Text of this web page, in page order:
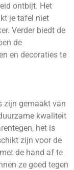
ontbijt. Het
je tafel niet
Verder biedt de
de
en decoraties te
zijn gemaakt van
kwaliteit
het is
zijn voor de
de hand af te
ze goed tegen